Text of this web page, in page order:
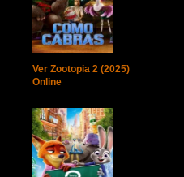
Ver Zootopia 2 (2025)
Online